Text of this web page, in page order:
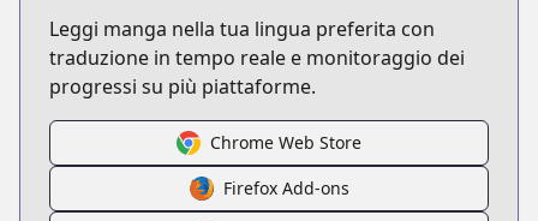
Leggi manga nella tua lingua preferita con
traduzione in tempo reale e monitoraggio dei
progressi su più piattaforme.
Chrome Web Store
Firefox Add-ons